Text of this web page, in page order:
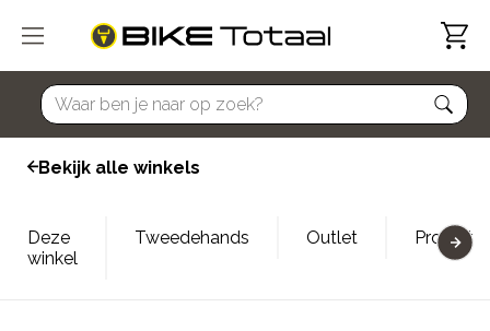
home
Bekijk alle winkels
Deze
winkel
Tweedehands Outlet Proefrit